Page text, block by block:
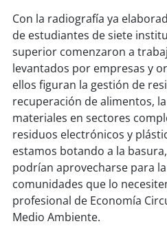
Con la radiografía ya
de estudiantes de siete
superior comenzaron a
levantados por empresas y
ellos figuran la gestión de
recuperación de alimentos,
materiales en sectores
residuos electrónicos y
estamos botando a la
podrían aprovecharse para
comunidades que lo
profesional de Economía
Medio Ambiente.